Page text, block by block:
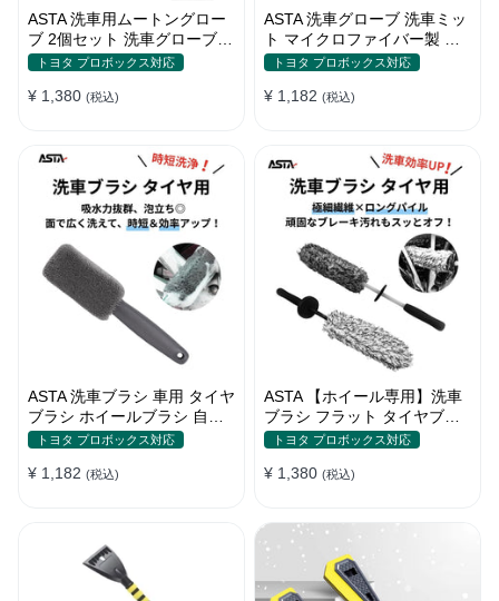
ASTA 洗車用ムートングロー
ブ 2個セット 洗車グローブ
手袋 傷防止 洗車グッズ 洗車
トヨタ プロボックス対応
¥ 1,380 (税込)
ASTA 洗車グローブ 洗車ミッ
ト マイクロファイバー製 傷
防止 手洗い洗車用 ホイール
ーニンググローブ 1個入り
トヨタ プロボックス対応
¥ 1,182 (税込)
ASTA 洗車ブラシ 車用 タイヤ
ブラシ ホイールブラシ 自転
車 バイク トラック対応 洗車
掃ブラシ 1個入り
トヨタ プロボックス対応
¥ 1,182 (税込)
ASTA 【ホイール専用】洗車
ブラシ フラット タイヤブラ
シ 柔らかい毛で傷つけない
ッズ ディテールブラシ 洗車
トヨタ プロボックス対応
¥ 1,380 (税込)